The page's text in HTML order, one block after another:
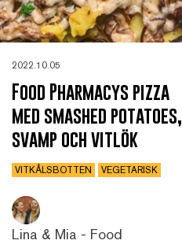
2022.10.05
Food Pharmacys pizza
med smashed potatoes,
svamp och vitlök
VITKÅLSBOTTEN VEGETARISK
Lina & Mia - Food